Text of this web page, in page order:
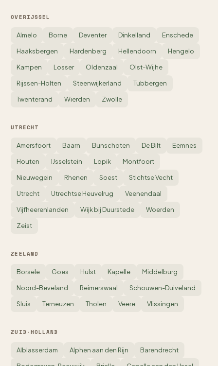
OVERIJSSEL
Almelo Borne Deventer Dinkelland Enschede
Haaksbergen Hardenberg Hellendoorn Hengelo
Kampen Losser Oldenzaal Olst-Wijhe
Rijssen-Holten Steenwijkerland Tubbergen
Twenterand Wierden Zwolle
UTRECHT
Amersfoort Baarn Bunschoten De Bilt Eemnes
Houten IJsselstein Lopik Montfoort
Nieuwegein Rhenen Soest Stichtse Vecht
Utrecht Utrechtse Heuvelrug Veenendaal
Vijfheerenlanden Wijk bij Duurstede Woerden
Zeist
ZEELAND
Borsele Goes Hulst Kapelle Middelburg
Noord-Beveland Reimerswaal Schouwen-Duiveland
Sluis Terneuzen Tholen Veere Vlissingen
ZUID-HOLLAND
Alblasserdam Alphen aan den Rijn Barendrecht